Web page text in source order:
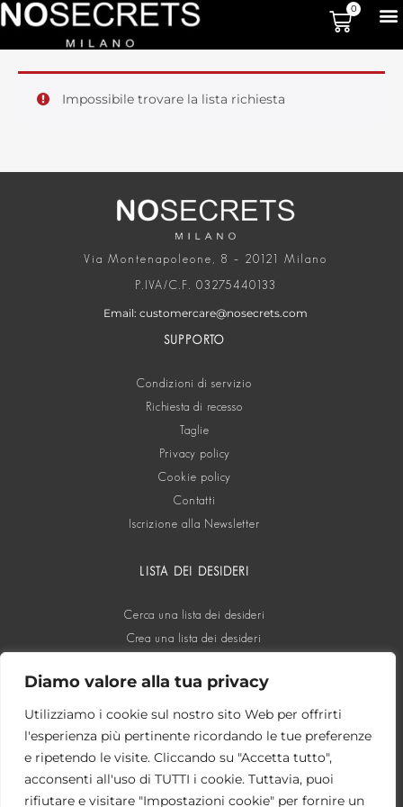
Diamo valore alla tua privacy
Utilizziamo i cookie sul nostro sito Web per offrirti
l'esperienza più pertinente ricordando le tue preferenze
e ripetendo le visite. Cliccando su "Accetta tutto",
acconsenti all'uso di TUTTI i cookie. Tuttavia, puoi
rifiutare e visitare "Impostazioni cookie" per fornire un
0
Impossibile trovare la lista richiesta
Via Montenapoleone, 8 – 20121 Milano
P.IVA/C.F. 03275440133
Email: customercare@nosecrets.com
SUPPORTO
Condizioni di servizio
Richiesta di recesso
Taglie
Privacy policy
Cookie policy
Contatti
Iscrizione alla Newsletter
LISTA DEI DESIDERI
Cerca una lista dei desideri
Crea una lista dei desideri
SOCIAL